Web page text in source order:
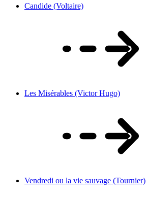
Candide (Voltaire)
Les Misérables (Victor Hugo)
Vendredi ou la vie sauvage (Tournier)